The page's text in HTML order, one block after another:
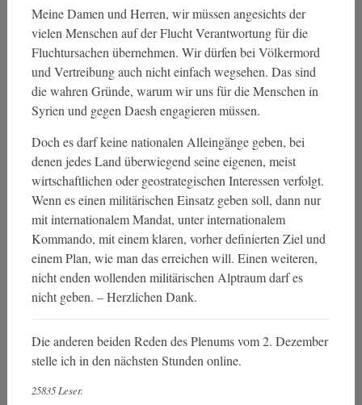
Meine Damen und Herren, wir müssen angesichts der
vielen Menschen auf der Flucht Verantwortung für die
Fluchtursachen übernehmen. Wir dürfen bei Völkermord
und Vertreibung auch nicht einfach wegsehen. Das sind
die wahren Gründe, warum wir uns für die Menschen in
Syrien und gegen Daesh engagieren müssen.
Doch es darf keine nationalen Alleingänge geben, bei
denen jedes Land überwiegend seine eigenen, meist
wirtschaftlichen oder geostrategischen Interessen verfolgt.
Wenn es einen militärischen Einsatz geben soll, dann nur
mit internationalem Mandat, unter internationalem
Kommando, mit einem klaren, vorher definierten Ziel und
einem Plan, wie man das erreichen will. Einen weiteren,
nicht enden wollenden militärischen Alptraum darf es
nicht geben. – Herzlichen Dank.
Die anderen beiden Reden des Plenums vom 2. Dezember
stelle ich in den nächsten Stunden online.
25835 Leser.